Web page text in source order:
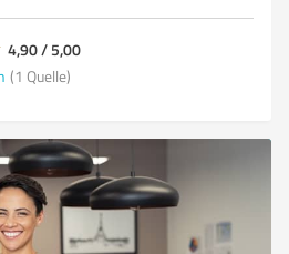
4,90 / 5,00
(1 Quelle)